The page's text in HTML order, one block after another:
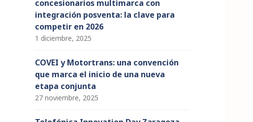
concesionarios multimarca con
integración posventa: la clave para
competir en 2026
1 diciembre, 2025
COVEI y Motortrans: una convención
que marca el inicio de una nueva
etapa conjunta
27 noviembre, 2025